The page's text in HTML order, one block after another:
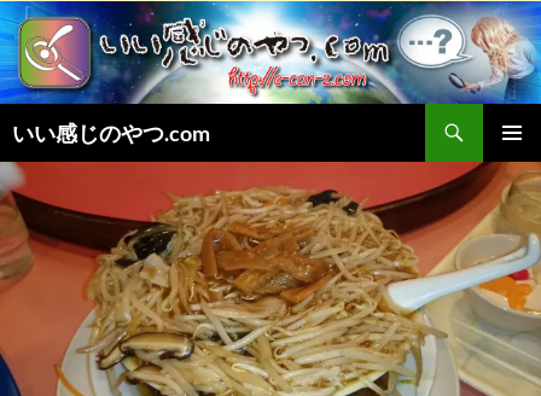
いい感じのやつ.com
索
メインメ
ニュー
ン
テ
ン
ツ
へ
プ